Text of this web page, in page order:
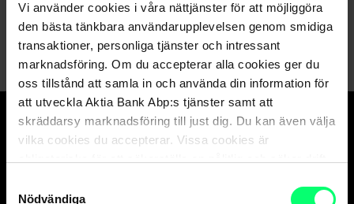
Vi använder cookies i våra nättjänster för att möjliggöra
den bästa tänkbara användarupplevelsen genom smidiga
transaktioner, personliga tjänster och intressant
marknadsföring. Om du accepterar alla cookies ger du
oss tillstånd att samla in och använda din information för
att utveckla Aktia Bank Abp:s tjänster samt att
skräddarsy marknadsföring till just dig. Du kan även välja
vilka cookies du accepterar. Vissa cookies är
Nödvändiga
Skicka ett meddelande till oss via nätbanken
Den goda banken.
Och suveräna
kapitalförvaltaren.